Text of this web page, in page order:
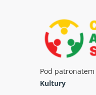
Pod patronatem
Kultury